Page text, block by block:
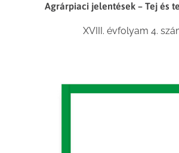
Agrárpiaci jelentések – Tej és
XVIII. évfolyam 4.